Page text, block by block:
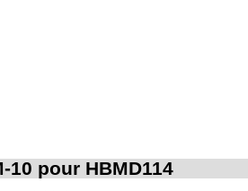
10 pour HBMD114